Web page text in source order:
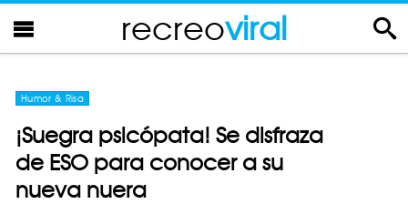
recreoviral
Humor & Risa
¡Suegra psicópata! Se disfraza
de ESO para conocer a su
nueva nuera